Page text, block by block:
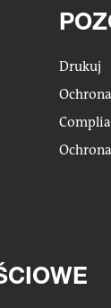
Drukuj